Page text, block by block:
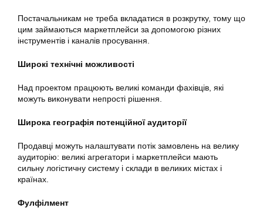
Постачальникам не треба вкладатися в розкрутку, тому що
цим займаються маркетплейси за допомогою різних
інструментів і каналів просування.
Широкі технічні можливості
Над проектом працюють великі команди фахівців, які
можуть виконувати непрості рішення.
Широка географія потенційної аудиторії
Продавці можуть налаштувати потік замовлень на велику
аудиторію: великі агрегатори і маркетплейси мають
сильну логістичну систему і склади в великих містах і
країнах.
Фулфілмент